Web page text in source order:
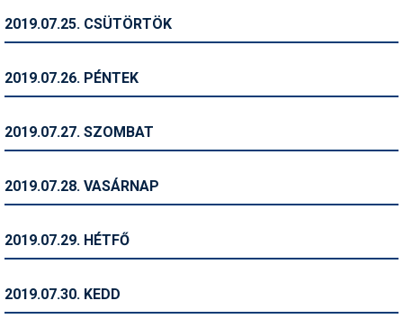
Túrasí
Utazási tippek
Védőfelszerelés
2019.07.25. CSÜTÖRTÖK
2019.07.26. PÉNTEK
2019.07.27. SZOMBAT
2019.07.28. VASÁRNAP
2019.07.29. HÉTFŐ
2019.07.30. KEDD